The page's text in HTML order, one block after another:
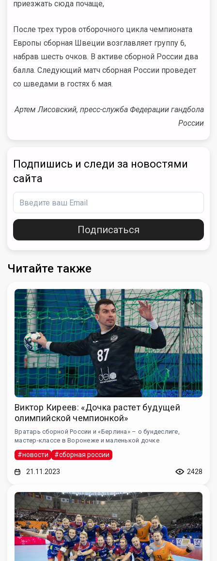
приезжать сюда почаще,
После трех туров отборочного цикла чемпионата
Европы сборная Швеции возглавляет группу 6,
набрав шесть очков. В активе сборной России два
балла. Следующий матч сборная России проведет
со шведами в гостях 6 мая.
Артем Лисовский, пресс-служба Федерации гандбола
России
Подпишись и следи за новостями
сайта
Подписаться
Читайте также
Виктор Киреев: «Дочка растет будущей
олимпийской чемпионкой»
Вратарь сборной России и «Берлина» – о бундеслиге,
мастер-классе в Воронеже и маленькой дочке
#новости #сборная россии
21.11.2023 2428